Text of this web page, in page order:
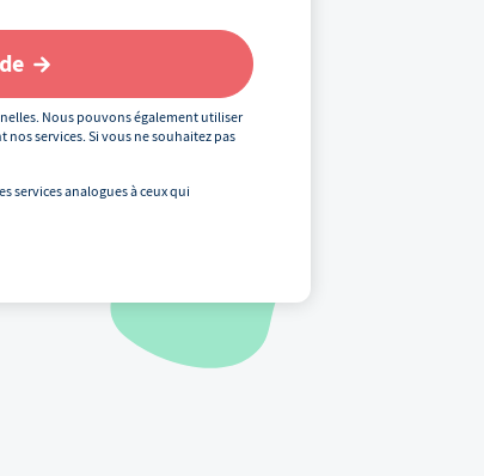
Nous pouvons également utiliser
services. Si vous ne souhaitez pas
services analogues à ceux qui